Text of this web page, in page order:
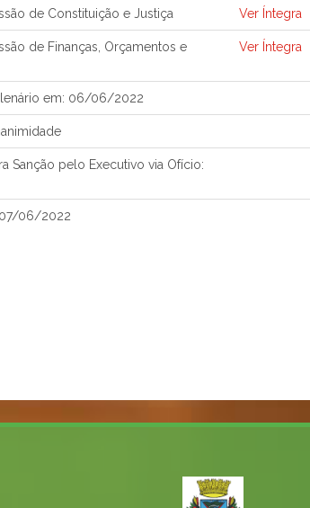
de Constituição e Justiça Ver Íntegra
de Finanças, Orçamentos e
Ver Íntegra
em: 06/06/2022
Sanção pelo Executivo via Ofício:
06/2022